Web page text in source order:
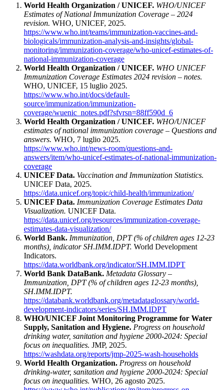
World Health Organization / UNICEF. WHO/UNICEF
Estimates of National Immunization Coverage – 2024
revision. WHO, UNICEF, 2025.
https://www.who.int/teams/immunization-vaccines-and-
biologicals/immunization-analysis-and-insights/global-
monitoring/immunization-coverage/who-unicef-estimates-of-
national-immunization-coverage
World Health Organization / UNICEF. WHO UNICEF
Immunization Coverage Estimates 2024 revision – notes.
WHO, UNICEF, 15 luglio 2025.
https://www.who.int/docs/default-
source/immunization/immunization-
coverage/wuenic_notes.pdf?sfvrsn=88ff590d_6
World Health Organization / UNICEF. WHO/UNICEF
estimates of national immunization coverage – Questions and
answers. WHO, 7 luglio 2025.
https://www.who.int/news-room/questions-and-
answers/item/who-unicef-estimates-of-national-immunization-
coverage
UNICEF Data. Vaccination and Immunization Statistics.
UNICEF Data, 2025.
https://data.unicef.org/topic/child-health/immunization/
UNICEF Data. Immunization Coverage Estimates Data
Visualization. UNICEF Data.
https://data.unicef.org/resources/immunization-coverage-
estimates-data-visualization/
World Bank. Immunization, DPT (% of children ages 12-23
months), indicator SH.IMM.IDPT. World Development
Indicators.
https://data.worldbank.org/indicator/SH.IMM.IDPT
World Bank DataBank. Metadata Glossary –
Immunization, DPT (% of children ages 12-23 months),
SH.IMM.IDPT.
https://databank.worldbank.org/metadataglossary/world-
development-indicators/series/SH.IMM.IDPT
WHO/UNICEF Joint Monitoring Programme for Water
Supply, Sanitation and Hygiene. Progress on household
drinking water, sanitation and hygiene 2000-2024: Special
focus on inequalities. JMP, 2025.
https://washdata.org/reports/jmp-2025-wash-households
World Health Organization. Progress on household
drinking-water, sanitation and hygiene 2000-2024: Special
focus on inequalities. WHO, 26 agosto 2025.